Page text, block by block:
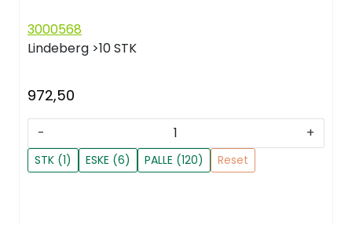
3000568
Lindeberg >10 STK
972,50
- +
STK (1) ESKE (6) PALLE (120) Reset